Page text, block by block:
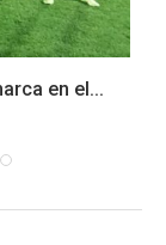
en el...